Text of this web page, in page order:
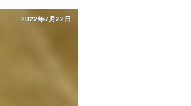
2022年7月22日